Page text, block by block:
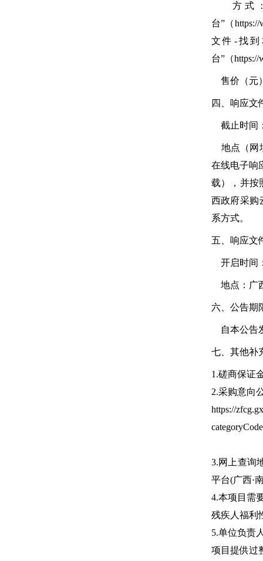
方式：
台”（
文件-找
台”（
售价（元
四、响应文
截止时间
地点（网
在线电子响
载），并按
西政府采购
系方式。
五、响应文
开启时间
地点：广
六、公告期
自本公告
七、其他补
1.磋商保证
2.采购意向
https://
3.网上查询
平台(广西·
4.本项目需
残疾人福利
5.单位负责
项目提供过